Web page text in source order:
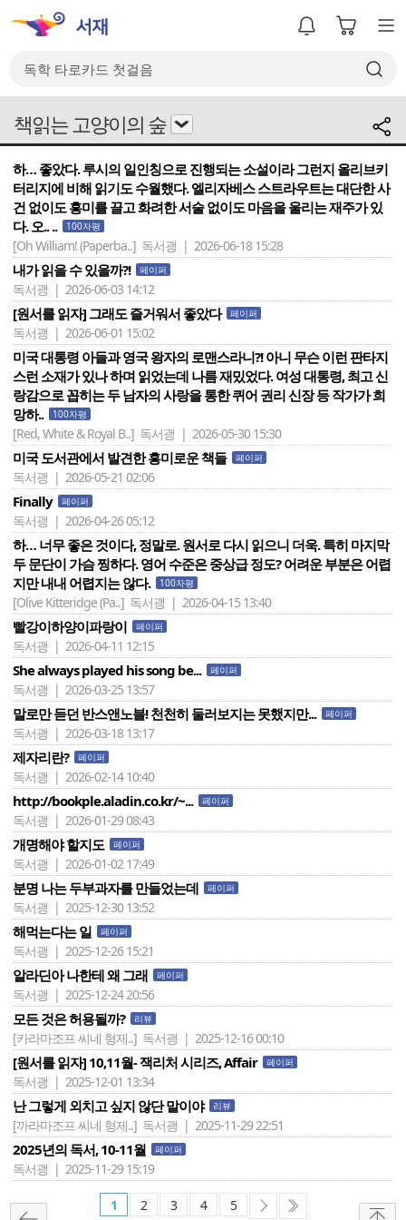
책읽는 고양이의 숲
하… 좋았다. 루시의 일인칭으로 진행되는 소설이라 그런지 올리브키
터리지에 비해 읽기도 수월했다. 엘리자베스 스트라우트는 대단한 사
건 없이도 흥미를 끌고 화려한 서술 없이도 마음을 울리는 재주가 있
다. 오.. ..
100자평
[Oh William! (Paperba..] 독서괭 | 2026-06-18 15:28
내가 읽을 수 있을까?! 페이퍼
독서괭 | 2026-06-03 14:12
[원서를 읽자] 그래도 즐거워서 좋았다 페이퍼
독서괭 | 2026-06-01 15:02
미국 대통령 아들과 영국 왕자의 로맨스라니?! 아니 무슨 이런 판타지
스런 소재가 있나 하며 읽었는데 나름 재밌었다. 여성 대통령, 최고 신
랑감으로 꼽히는 두 남자의 사랑을 통한 퀴어 권리 신장 등 작가가 희
망하..
100자평
[Red, White & Royal B..] 독서괭 | 2026-05-30 15:30
미국 도서관에서 발견한 흥미로운 책들 페이퍼
독서괭 | 2026-05-21 02:06
Finally 페이퍼
독서괭 | 2026-04-26 05:12
하… 너무 좋은 것이다, 정말로. 원서로 다시 읽으니 더욱. 특히 마지막
두 문단이 가슴 찡하다. 영어 수준은 중상급 정도? 어려운 부분은 어렵
지만 내내 어렵지는 않다.
100자평
[Olive Kitteridge (Pa..] 독서괭 | 2026-04-15 13:40
빨강이하양이파랑이 페이퍼
독서괭 | 2026-04-11 12:15
She always played his song be... 페이퍼
독서괭 | 2026-03-25 13:57
말로만 듣던 반스앤노블! 천천히 둘러보지는 못했지만... 페이퍼
독서괭 | 2026-03-18 13:17
제자리란? 페이퍼
독서괭 | 2026-02-14 10:40
http://bookple.aladin.co.kr/~... 페이퍼
독서괭 | 2026-01-29 08:43
개명해야 할지도 페이퍼
독서괭 | 2026-01-02 17:49
분명 나는 두부과자를 만들었는데 페이퍼
독서괭 | 2025-12-30 13:52
해먹는다는 일 페이퍼
독서괭 | 2025-12-26 15:21
알라딘아 나한테 왜 그래 페이퍼
독서괭 | 2025-12-24 20:56
모든 것은 허용될까? 리뷰
[카라마조프 씨네 형제..] 독서괭 | 2025-12-16 00:10
[원서를 읽자] 10,11월- 잭리처 시리즈, Affair 페이퍼
독서괭 | 2025-12-01 13:34
난 그렇게 외치고 싶지 않단 말이야 리뷰
[까라마조프 씨네 형제..] 독서괭 | 2025-11-29 22:51
2025년의 독서, 10-11월 페이퍼
독서괭 | 2025-11-29 15:19
1 2 3 4 5